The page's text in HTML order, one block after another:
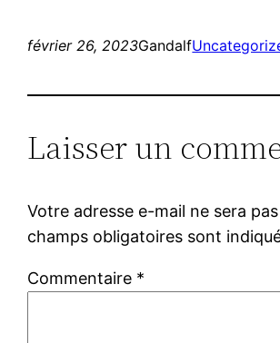
février 26, 2023Gandalf
Laisser un
Votre adresse e-mail ne sera
champs obligatoires sont
Commentaire *